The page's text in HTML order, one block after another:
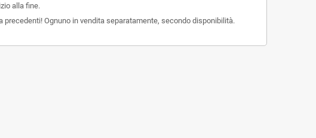
alla fine.
Ognuno in vendita separatamente, secondo disponibilità.